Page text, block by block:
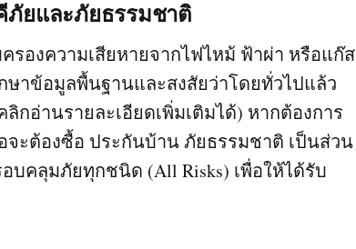
ภัยและภัยธรรมชาติ
องความเสียหายจากไฟไหม้ ฟ้าผ่า หรือแก๊ส
ษาข้อมูลพื้นฐานและสงสัยว่าโดยทั่วไปแล้ว
ลิกอ่านรายละเอียดเพิ่มเติมได้) หากต้องการ
ะต้องซื้อ ประกันบ้าน ภัยธรรมชาติ เป็นส่วน
บคลุมภัยทุกชนิด (All Risks) เพื่อให้ได้รับ